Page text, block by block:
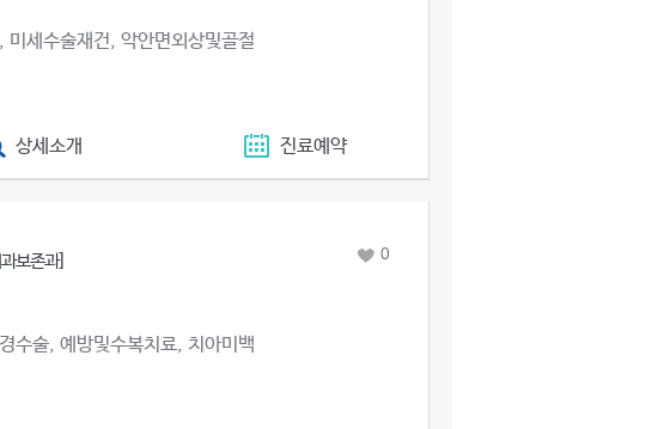
미세수술재건, 악안면외상및골절
상세소개 진료예약
과보존과]
수술, 예방및수복치료, 치아미백
0